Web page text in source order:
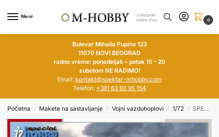
Meni
0
Bulevar Mihaila Pupina 123
11070 NOVI BEOGRAD
radno vreme: ponedeljak – petak 15 – 20
subotom NE RADIMO!
Email: kontakt@spektar-mhobby.com
Telefon: +381 63 80 95 154
Početna / Makete na sastavljanje / Vojni vazduhoplovi / 1/72 / SPECIAL HOBBY 1/72 A.W. Meteor NF Mk.14 ‘The Last of Night Fighters’